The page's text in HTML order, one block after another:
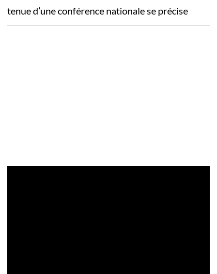
tenue d’une conférence nationale se précise